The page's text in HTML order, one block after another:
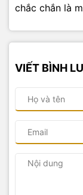
chắc chắn là
VIẾT BÌNH